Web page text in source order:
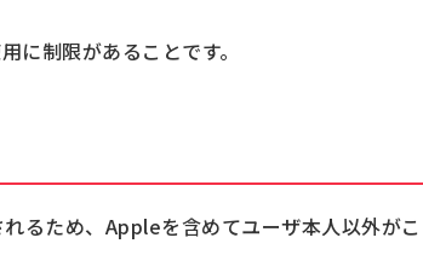
に制限があることです。
るため、Appleを含めてユーザ本人以外がこ